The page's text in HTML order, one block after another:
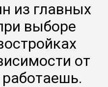
из главных
выборе
от